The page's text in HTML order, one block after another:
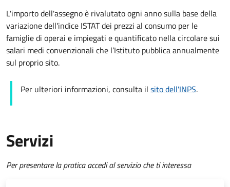
L'importo dell'assegno è rivalutato ogni anno sulla base della
variazione dell'indice ISTAT dei prezzi al consumo per le
famiglie di operai e impiegati e quantificato nella circolare sui
salari medi convenzionali che l’Istituto pubblica annualmente
sul proprio sito.
Per ulteriori informazioni, consulta il sito dell'INPS.
Servizi
Per presentare la pratica accedi al servizio che ti interessa